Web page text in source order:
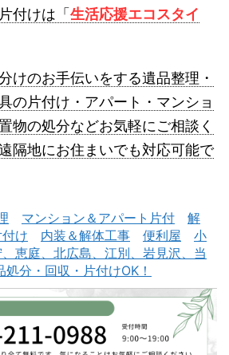
士別市不用品回収
夕張市不用品回収
収 留萌市不用品回収
付けは「生活応援エコスタイ
けのお手伝いをする遺品整理・
の片付け・アパート・マンショ
物の処分などお気軽にご相談く
隔地にお住まいでも対応可能で
マンション＆アパート片付
解
け
内装＆解体工事 便利屋
小
恵庭、北広島、江別、岩見沢、当
処分・回収・片付けOK！